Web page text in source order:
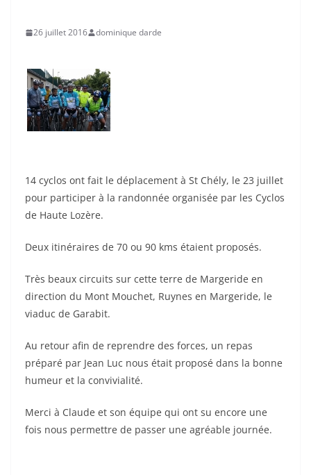
26 juillet 2016 dominique darde
14 cyclos ont fait le déplacement à St Chély, le 23 juillet
pour participer à la randonnée organisée par les Cyclos
de Haute Lozère.
Deux itinéraires de 70 ou 90 kms étaient proposés.
Très beaux circuits sur cette terre de Margeride en
direction du Mont Mouchet, Ruynes en Margeride, le
viaduc de Garabit.
Au retour afin de reprendre des forces, un repas
préparé par Jean Luc nous était proposé dans la bonne
humeur et la convivialité.
Merci à Claude et son équipe qui ont su encore une
fois nous permettre de passer une agréable journée.